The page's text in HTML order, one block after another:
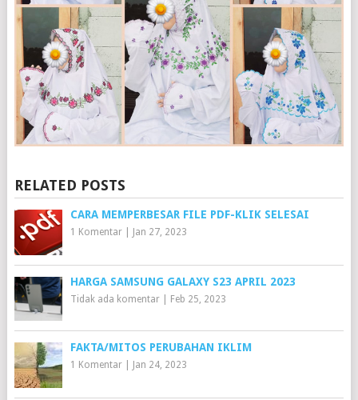
RELATED POSTS
CARA MEMPERBESAR FILE PDF-KLIK SELESAI
1 Komentar| Jan 27, 2023
HARGA SAMSUNG GALAXY S23 APRIL 2023
Tidak ada komentar| Feb 25, 2023
FAKTA/MITOS PERUBAHAN IKLIM
1 Komentar| Jan 24, 2023